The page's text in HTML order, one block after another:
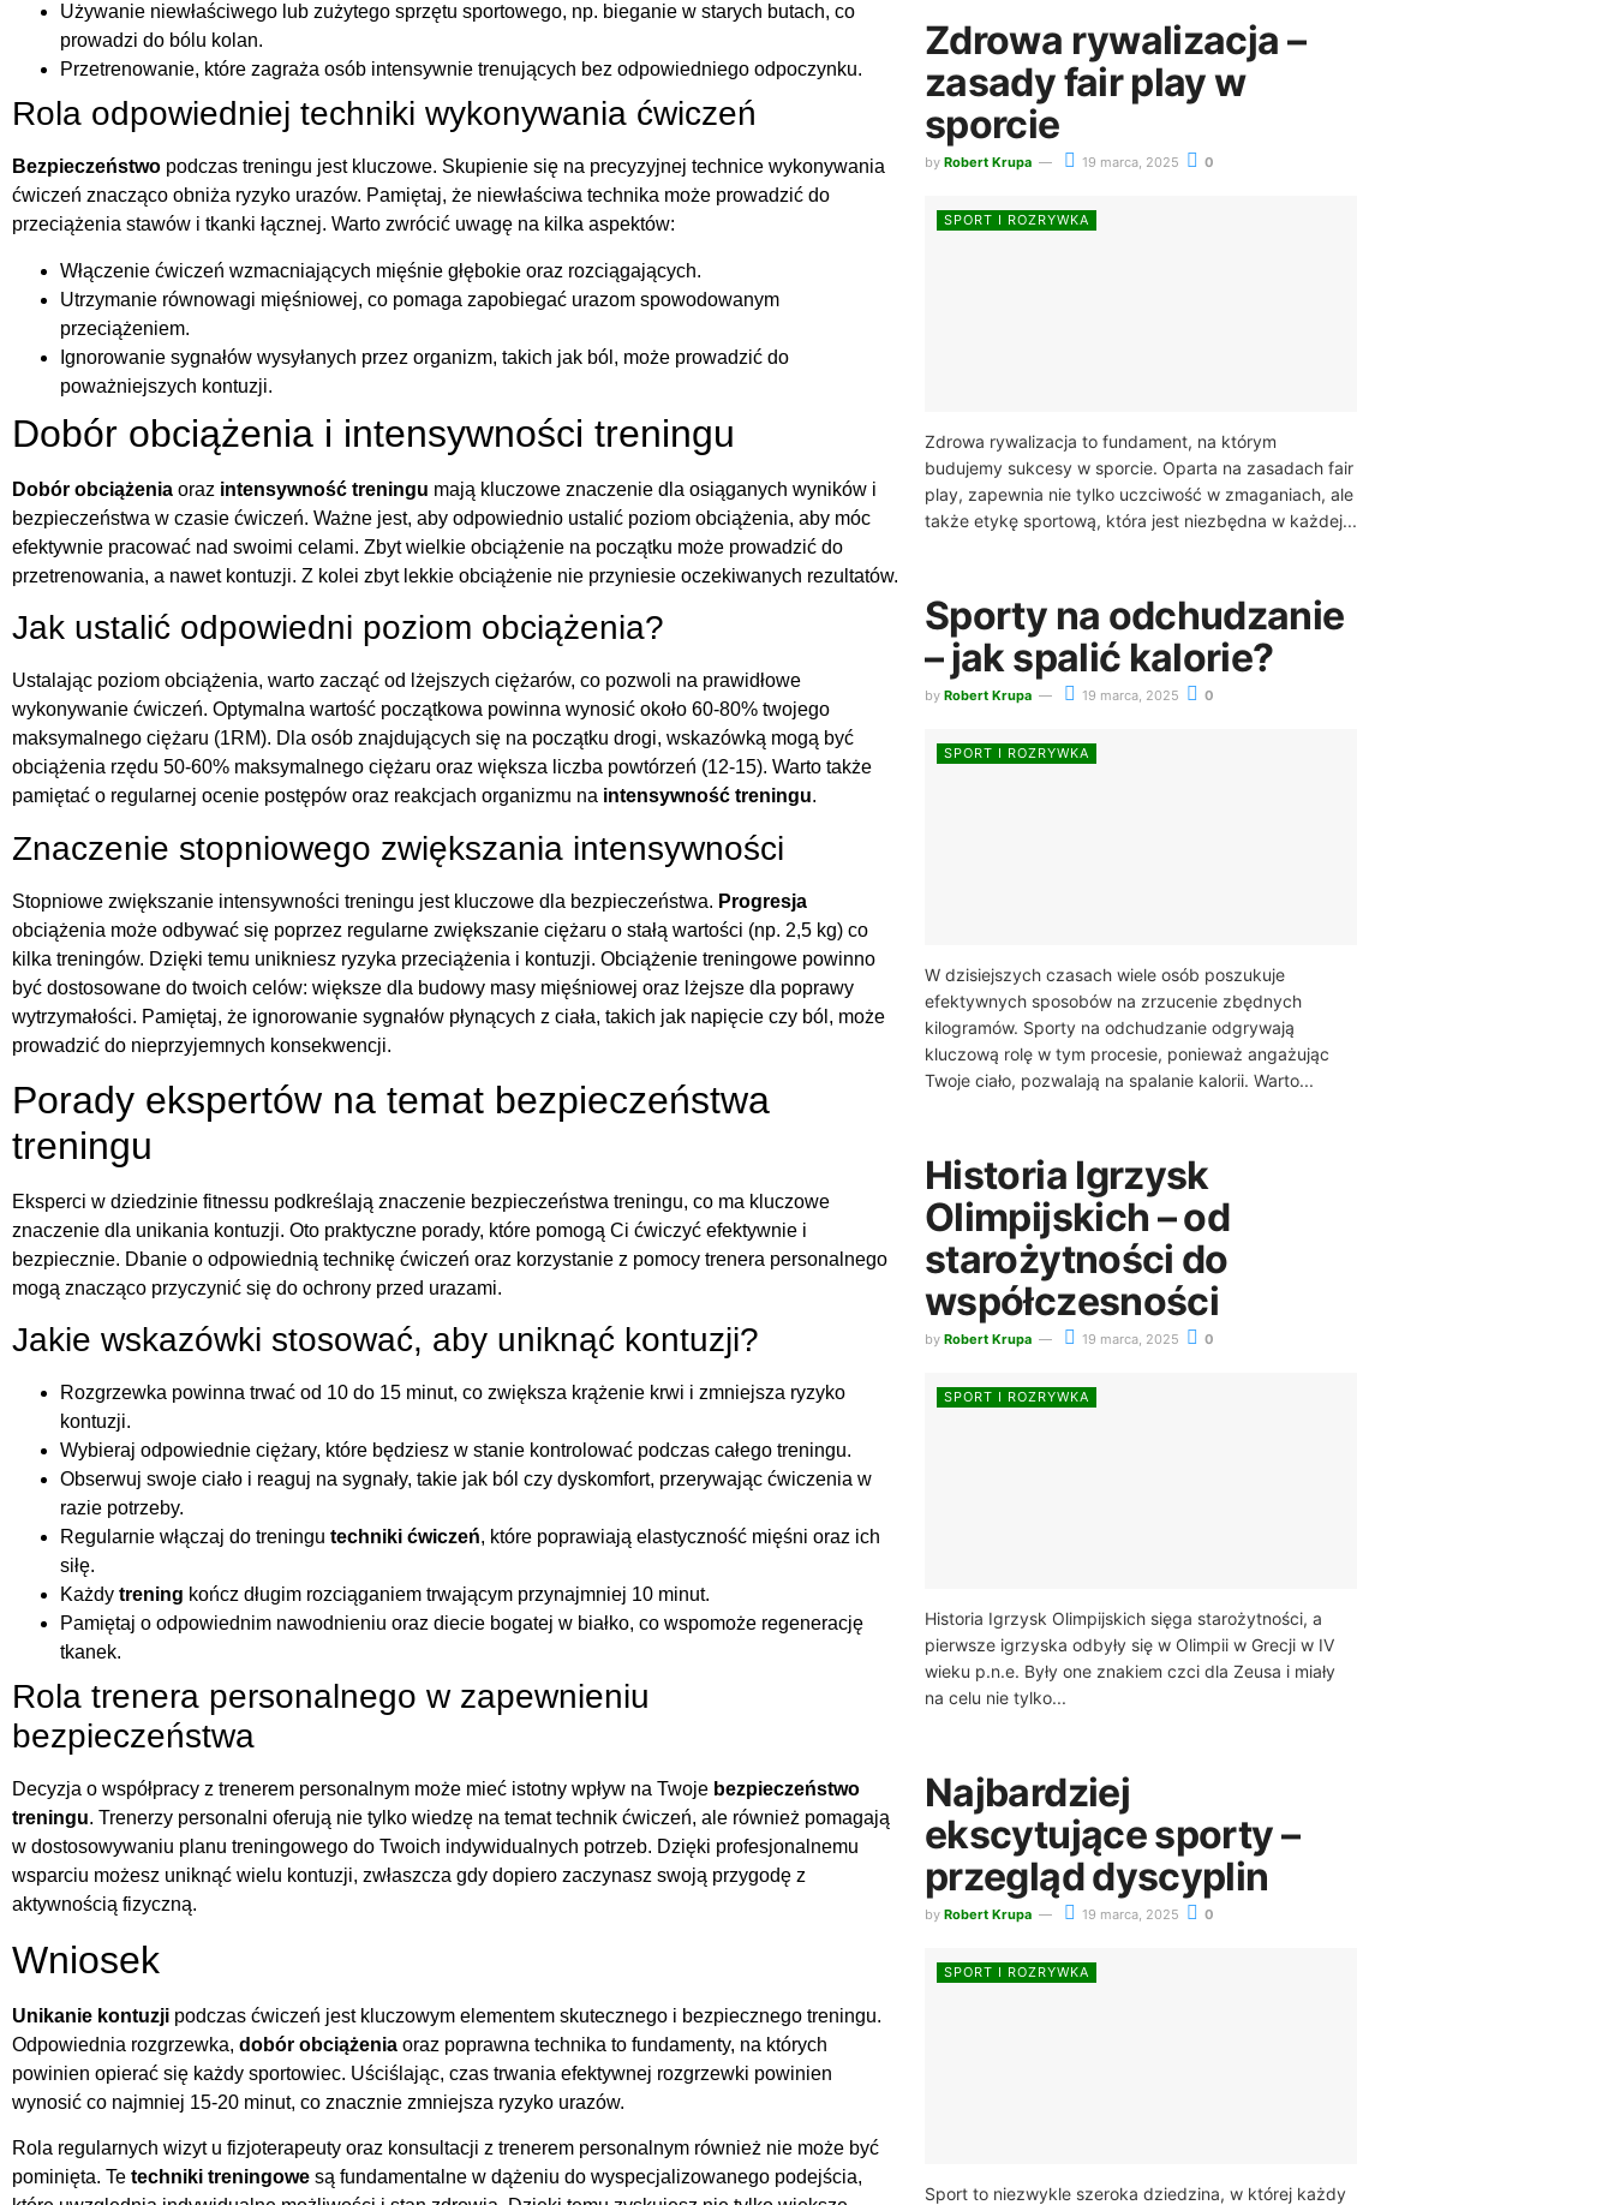
Używanie niewłaściwego lub zużytego sprzętu sportowego, np. bieganie w starych butach, co
prowadzi do bólu kolan.
Przetrenowanie, które zagraża osób intensywnie trenujących bez odpowiedniego odpoczynku.
Rola odpowiedniej techniki wykonywania ćwiczeń
Bezpieczeństwo podczas treningu jest kluczowe. Skupienie się na precyzyjnej technice wykonywania
ćwiczeń znacząco obniża ryzyko urazów. Pamiętaj, że niewłaściwa technika może prowadzić do
przeciążenia stawów i tkanki łącznej. Warto zwrócić uwagę na kilka aspektów:
Włączenie ćwiczeń wzmacniających mięśnie głębokie oraz rozciągających.
Utrzymanie równowagi mięśniowej, co pomaga zapobiegać urazom spowodowanym
przeciążeniem.
Ignorowanie sygnałów wysyłanych przez organizm, takich jak ból, może prowadzić do
poważniejszych kontuzji.
Dobór obciążenia i intensywności treningu
Dobór obciążenia oraz intensywność treningu mają kluczowe znaczenie dla osiąganych wyników i
bezpieczeństwa w czasie ćwiczeń. Ważne jest, aby odpowiednio ustalić poziom obciążenia, aby móc
efektywnie pracować nad swoimi celami. Zbyt wielkie obciążenie na początku może prowadzić do
przetrenowania, a nawet kontuzji. Z kolei zbyt lekkie obciążenie nie przyniesie oczekiwanych rezultatów.
Jak ustalić odpowiedni poziom obciążenia?
Ustalając poziom obciążenia, warto zacząć od lżejszych ciężarów, co pozwoli na prawidłowe
wykonywanie ćwiczeń. Optymalna wartość początkowa powinna wynosić około 60-80% twojego
maksymalnego ciężaru (1RM). Dla osób znajdujących się na początku drogi, wskazówką mogą być
obciążenia rzędu 50-60% maksymalnego ciężaru oraz większa liczba powtórzeń (12-15). Warto także
pamiętać o regularnej ocenie postępów oraz reakcjach organizmu na intensywność treningu.
Znaczenie stopniowego zwiększania intensywności
Stopniowe zwiększanie intensywności treningu jest kluczowe dla bezpieczeństwa. Progresja
obciążenia może odbywać się poprzez regularne zwiększanie ciężaru o stałą wartości (np. 2,5 kg) co
kilka treningów. Dzięki temu unikniesz ryzyka przeciążenia i kontuzji. Obciążenie treningowe powinno
być dostosowane do twoich celów: większe dla budowy masy mięśniowej oraz lżejsze dla poprawy
wytrzymałości. Pamiętaj, że ignorowanie sygnałów płynących z ciała, takich jak napięcie czy ból, może
prowadzić do nieprzyjemnych konsekwencji.
Porady ekspertów na temat bezpieczeństwa
treningu
Eksperci w dziedzinie fitnessu podkreślają znaczenie bezpieczeństwa treningu, co ma kluczowe
znaczenie dla unikania kontuzji. Oto praktyczne porady, które pomogą Ci ćwiczyć efektywnie i
bezpiecznie. Dbanie o odpowiednią technikę ćwiczeń oraz korzystanie z pomocy trenera personalnego
mogą znacząco przyczynić się do ochrony przed urazami.
Jakie wskazówki stosować, aby uniknąć kontuzji?
Rozgrzewka powinna trwać od 10 do 15 minut, co zwiększa krążenie krwi i zmniejsza ryzyko
kontuzji.
Wybieraj odpowiednie ciężary, które będziesz w stanie kontrolować podczas całego treningu.
Obserwuj swoje ciało i reaguj na sygnały, takie jak ból czy dyskomfort, przerywając ćwiczenia w
razie potrzeby.
Regularnie włączaj do treningu techniki ćwiczeń, które poprawiają elastyczność mięśni oraz ich
siłę.
Każdy trening kończ długim rozciąganiem trwającym przynajmniej 10 minut.
Pamiętaj o odpowiednim nawodnieniu oraz diecie bogatej w białko, co wspomoże regenerację
tkanek.
Rola trenera personalnego w zapewnieniu
bezpieczeństwa
Decyzja o współpracy z trenerem personalnym może mieć istotny wpływ na Twoje bezpieczeństwo
treningu. Trenerzy personalni oferują nie tylko wiedzę na temat technik ćwiczeń, ale również pomagają
w dostosowywaniu planu treningowego do Twoich indywidualnych potrzeb. Dzięki profesjonalnemu
wsparciu możesz uniknąć wielu kontuzji, zwłaszcza gdy dopiero zaczynasz swoją przygodę z
aktywnością fizyczną.
Wniosek
Unikanie kontuzji podczas ćwiczeń jest kluczowym elementem skutecznego i bezpiecznego treningu.
Odpowiednia rozgrzewka, dobór obciążenia oraz poprawna technika to fundamenty, na których
powinien opierać się każdy sportowiec. Uściślając, czas trwania efektywnej rozgrzewki powinien
wynosić co najmniej 15-20 minut, co znacznie zmniejsza ryzyko urazów.
Rola regularnych wizyt u fizjoterapeuty oraz konsultacji z trenerem personalnym również nie może być
pominięta. Te techniki treningowe są fundamentalne w dążeniu do wyspecjalizowanego podejścia,
Zdrowa rywalizacja –
zasady fair play w
sporcie
by Robert Krupa 19 marca, 2025 0
SPORT I ROZRYWKA
Zdrowa rywalizacja to fundament, na którym
budujemy sukcesy w sporcie. Oparta na zasadach fair
play, zapewnia nie tylko uczciwość w zmaganiach, ale
także etykę sportową, która jest niezbędna w każdej...
Sporty na odchudzanie
– jak spalić kalorie?
by Robert Krupa 19 marca, 2025 0
SPORT I ROZRYWKA
W dzisiejszych czasach wiele osób poszukuje
efektywnych sposobów na zrzucenie zbędnych
kilogramów. Sporty na odchudzanie odgrywają
kluczową rolę w tym procesie, ponieważ angażując
Twoje ciało, pozwalają na spalanie kalorii. Warto...
Historia Igrzysk
Olimpijskich – od
starożytności do
współczesności
by Robert Krupa 19 marca, 2025 0
SPORT I ROZRYWKA
Historia Igrzysk Olimpijskich sięga starożytności, a
pierwsze igrzyska odbyły się w Olimpii w Grecji w IV
wieku p.n.e. Były one znakiem czci dla Zeusa i miały
na celu nie tylko...
Najbardziej
ekscytujące sporty –
przegląd dyscyplin
by Robert Krupa 19 marca, 2025 0
SPORT I ROZRYWKA
Sport to niezwykle szeroka dziedzina, w której każdy